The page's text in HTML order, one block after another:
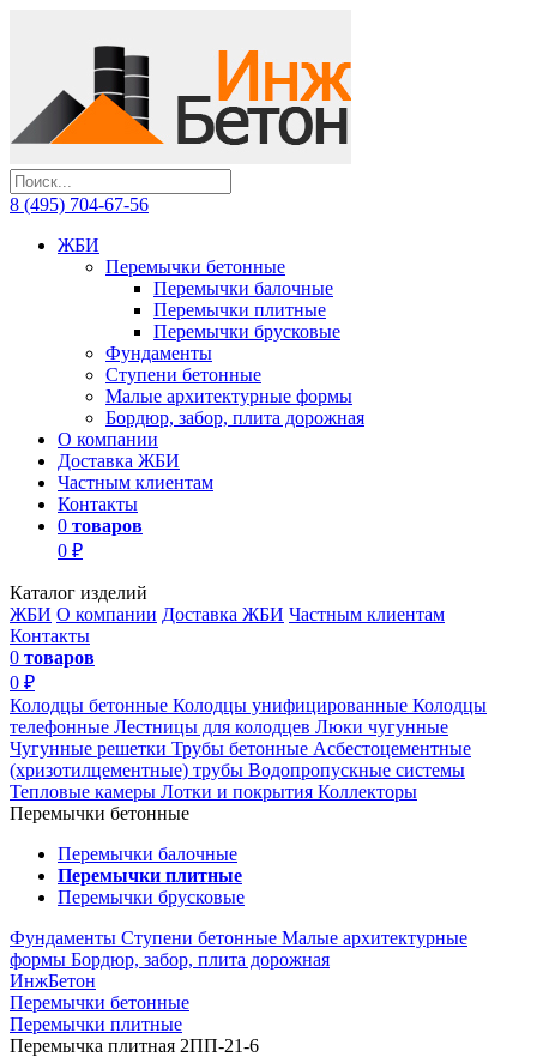
8 (495) 704-67-56
ЖБИ
Перемычки бетонные
Перемычки балочные
Перемычки плитные
Перемычки брусковые
Фундаменты
Ступени бетонные
Малые архитектурные формы
Бордюр, забор, плита дорожная
О компании
Доставка ЖБИ
Частным клиентам
Контакты
0 товаров
0 ₽
Каталог изделий
ЖБИ О компании Доставка ЖБИ Частным клиентам
Контакты
0 товаров
0 ₽
Колодцы бетонные Колодцы унифицированные Колодцы
телефонные Лестницы для колодцев Люки чугунные
Чугунные решетки Трубы бетонные Асбестоцементные
(хризотилцементные) трубы Водопропускные системы
Тепловые камеры Лотки и покрытия Коллекторы
Перемычки бетонные
Перемычки балочные
Перемычки плитные
Перемычки брусковые
Фундаменты Ступени бетонные Малые архитектурные
формы Бордюр, забор, плита дорожная
ИнжБетон
Перемычки бетонные
Перемычки плитные
Перемычка плитная 2ПП-21-6